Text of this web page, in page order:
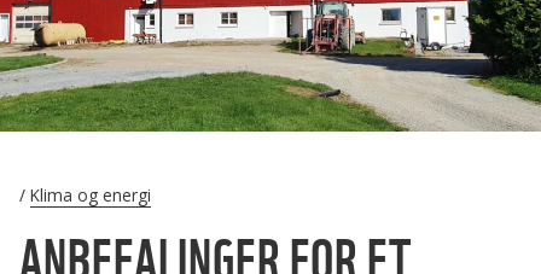
Klima og energi